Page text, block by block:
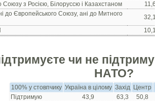
Союзу з Росією, Білоруссю і Казахстаном
до Європейського Союзу, ані до Митного
чи не
НАТО?
100% у стовпчику Україна в цілому Захід Центр
Підтримую
43,9 63,3
50,8